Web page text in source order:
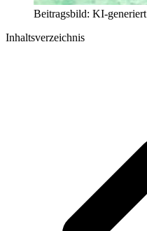
Beitragsbild: KI-generiert
Inhaltsverzeichnis